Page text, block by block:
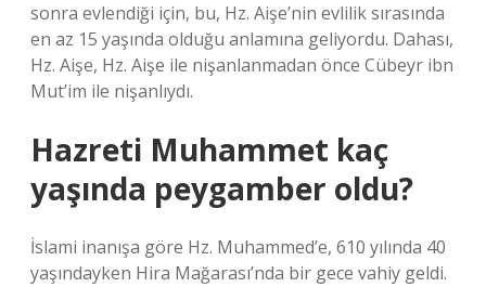
sonra evlendiği için, bu, Hz. Aişe’nin evlilik sırasında
en az 15 yaşında olduğu anlamına geliyordu. Dahası,
Hz. Aişe, Hz. Aişe ile nişanlanmadan önce Cübeyr ibn
Mut’im ile nişanlıydı.
Hazreti Muhammet kaç
yaşında peygamber oldu?
İslami inanışa göre Hz. Muhammed’e, 610 yılında 40
yaşındayken Hira Mağarası’nda bir gece vahiy geldi.